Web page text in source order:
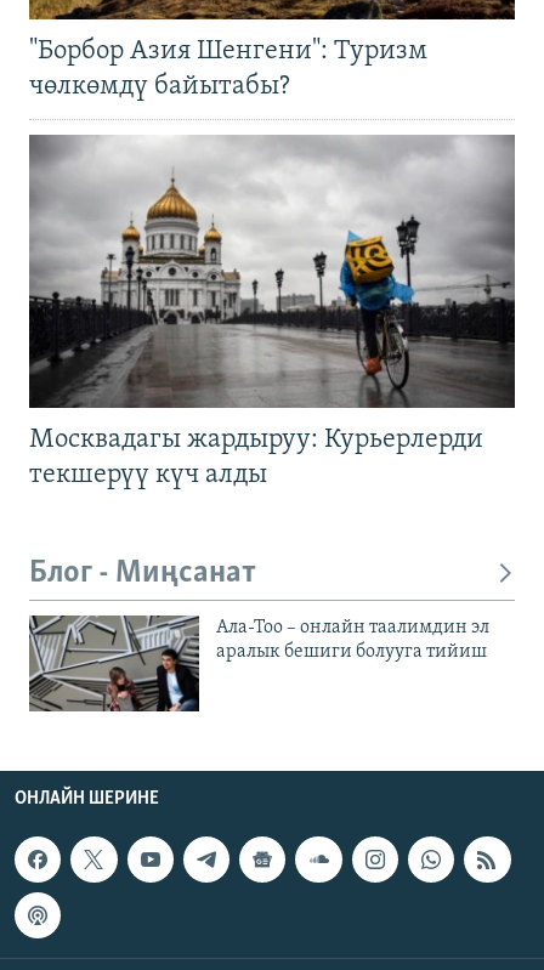
"Борбор Азия Шенгени": Туризм
чөлкөмдү байытабы?
Москвадагы жардыруу: Курьерлерди
текшерүү күч алды
Блог - Миңсанат
Ала-Тоо – онлайн таалимдин эл
аралык бешиги болууга тийиш
ОНЛАЙН ШЕРИНЕ